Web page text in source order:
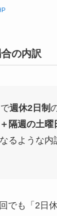
の内訳
週休2日制
＋隔週の土
るような内
でも「2日